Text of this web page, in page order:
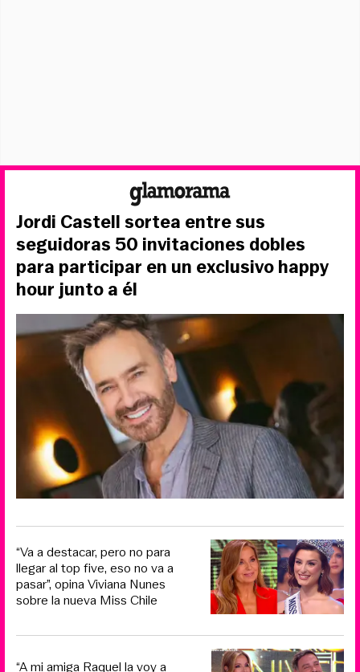
Jordi Castell sortea entre sus
seguidoras 50 invitaciones dobles
para participar en un exclusivo happy
hour junto a él
“Va a destacar, pero no para
llegar al top five, eso no va a
pasar”, opina Viviana Nunes
sobre la nueva Miss Chile
“A mi amiga Raquel la voy a